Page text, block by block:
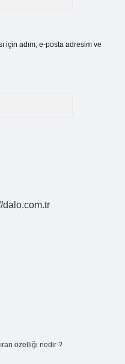
için adım, e-posta adresim ve
dalo.com.tr
özelliği nedir ?